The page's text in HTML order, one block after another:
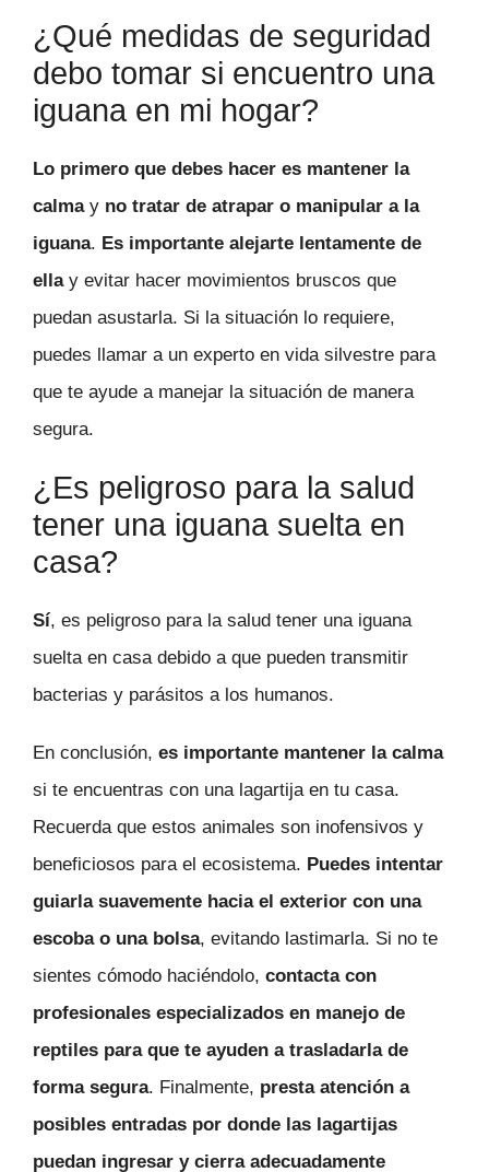
¿Qué medidas de seguridad
debo tomar si encuentro una
iguana en mi hogar?
Lo primero que debes hacer es mantener la
calmay no tratar de atrapar o manipular a la
iguana. Es importante alejarte lentamente de
ellay evitar hacer movimientos bruscos que
puedan asustarla. Si la situación lo requiere,
puedes llamar a un experto en vida silvestre para
que te ayude a manejar la situación de manera
segura.
¿Es peligroso para la salud
tener una iguana suelta en
casa?
Sí, es peligroso para la salud tener una iguana
suelta en casa debido a que pueden transmitir
bacterias y parásitos a los humanos.
En conclusión, es importante mantener la calma
si te encuentras con una lagartija en tu casa.
Recuerda que estos animales son inofensivos y
beneficiosos para el ecosistema. Puedes intentar
guiarla suavemente hacia el exterior con una
escoba o una bolsa, evitando lastimarla. Si no te
sientes cómodo haciéndolo, contacta con
profesionales especializados en manejo de
reptiles para que te ayuden a trasladarla de
forma segura. Finalmente, presta atención a
posibles entradas por donde las lagartijas
puedan ingresar y cierra adecuadamente